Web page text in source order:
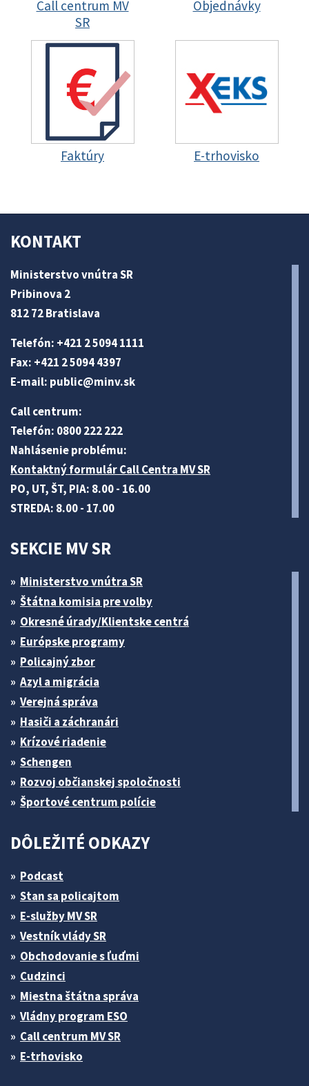
Call centrum MV
SR
Objednávky
Faktúry E-trhovisko
KONTAKT
Ministerstvo vnútra SR
Pribinova 2
812 72 Bratislava
Telefón: +421 2 5094 1111
Fax: +421 2 5094 4397
E-mail: public@minv.sk
Call centrum:
Telefón: 0800 222 222
Nahlásenie problému:
Kontaktný formulár Call Centra MV SR
PO, UT, ŠT, PIA: 8.00 - 16.00
STREDA: 8.00 - 17.00
SEKCIE MV SR
Ministerstvo vnútra SR
Štátna komisia pre volby
Okresné úrady/Klientske centrá
Európske programy
Policajný zbor
Azyl a migrácia
Verejná správa
Hasiči a záchranári
Krízové riadenie
Schengen
Rozvoj občianskej spoločnosti
Športové centrum polície
DÔLEŽITÉ ODKAZY
Podcast
Stan sa policajtom
E-služby MV SR
Vestník vlády SR
Obchodovanie s ľuďmi
Cudzinci
Miestna štátna správa
Vládny program ESO
Call centrum MV SR
E-trhovisko